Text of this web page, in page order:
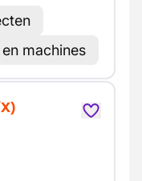
machines